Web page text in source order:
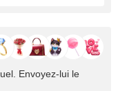
Envoyez-lui le